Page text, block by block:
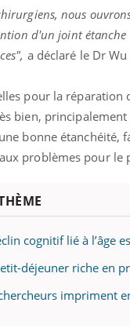
nous
d'un joint
a déclaré le Dr
pour la réparation
bien,
bonne étanchéité,
problèmes pour le
cognitif lié à l’âge
déjeuner riche en
impriment